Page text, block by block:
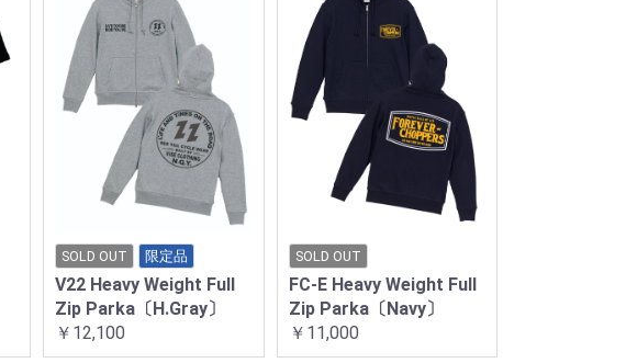
SOLD OUT 限定品
V22 Heavy Weight Full
Zip Parka〔H.Gray〕
￥12,100
SOLD OUT
FC-E Heavy Weight Full
Zip Parka〔Navy〕
￥11,000